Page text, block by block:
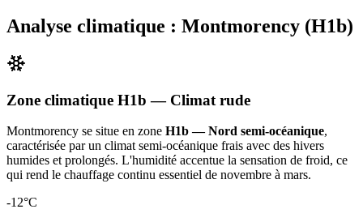
Analyse climatique : Montmorency (H1b)
Zone climatique H1b — Climat rude
Montmorency se situe en zone H1b — Nord semi-océanique,
caractérisée par un climat semi-océanique frais avec des hivers
humides et prolongés. L'humidité accentue la sensation de froid, ce
qui rend le chauffage continu essentiel de novembre à mars.
-12°C